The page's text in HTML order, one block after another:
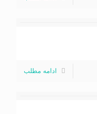
ادامه مطلب